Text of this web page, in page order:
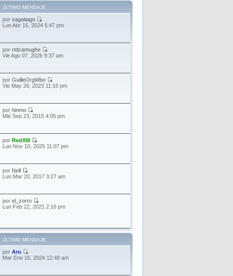
ÚLTIMO MENSAJE
porsagatiago
Lun Abr 15, 2024 5:47 pm
porrtdcamughe
Vie Ago 07, 2026 9:37 am
porGuilleOrgWbo
Vie May 26, 2023 11:16 pm
porhinmo
Mié Sep 23, 2015 4:05 pm
porRedXIII
Lun Nov 10, 2025 11:07 pm
por Nell
Lun Mar 20, 2017 3:27 am
porel_zorro
Lun Feb 22, 2021 2:16 pm
ÚLTIMO MENSAJE
porAru
Mar Ene 16, 2024 12:48 am